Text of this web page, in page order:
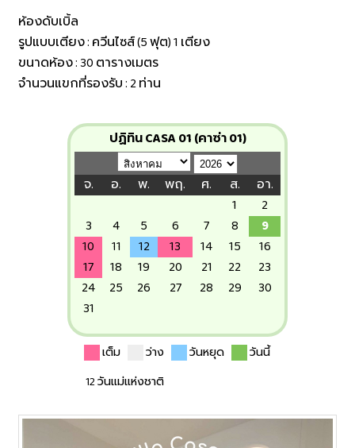
ห้องดับเบิ้ล
รูปแบบเตียง : ควีนไซส์ (5 ฟุต) 1 เตียง
ขนาดห้อง : 30 ตารางเมตร
จำนวนแขกที่รองรับ : 2 ท่าน
ปฏิทิน CASA 01 (คาซ่า 01)
จ. อ. พ. พฤ. ศ. ส.
อา.
1
2
3
4 5 6 7 8
9
10
11 12 13 14 15
16
17
18 19 20 21 22
23
24
25 26 27 28 29
30
31
เต็ม ว่าง วันหยุด
วันนี้
12 วันแม่แห่งชาติ